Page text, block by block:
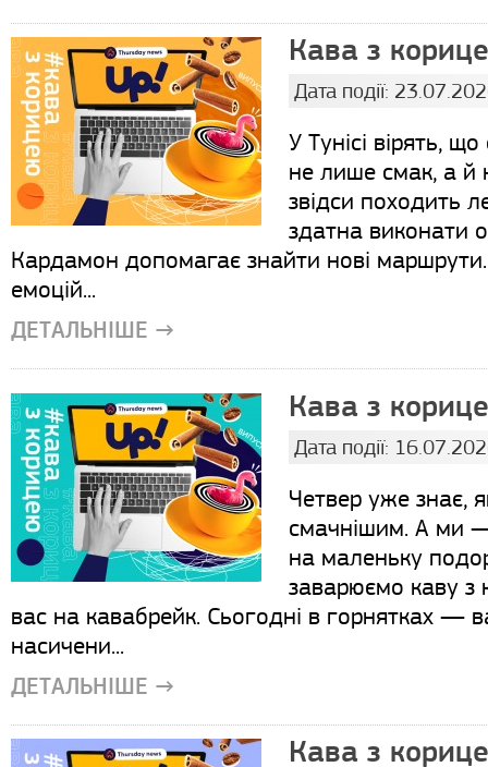
Кава з
Дата події:
У Тунісі вірять,
не лише смак, а й
звідси походить
здатна виконати
Кардамон допомагає знайти нові
емоцій...
ДЕТАЛЬНІШЕ →
Кава з
Дата події:
Четвер уже знає,
смачнішим. А ми
на маленьку
заварюємо каву з
вас на кавабрейк. Сьогодні в горнятках —
насичени...
ДЕТАЛЬНІШЕ →
Кава з